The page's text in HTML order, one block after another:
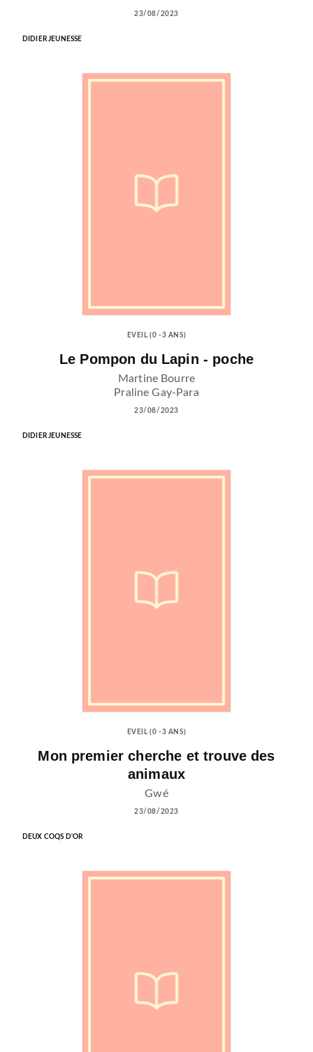
23/08/2023
DIDIER JEUNESSE
EVEIL (0 -3 ANS)
Le Pompon du Lapin - poche
Martine Bourre
Praline Gay-Para
23/08/2023
DIDIER JEUNESSE
EVEIL (0 -3 ANS)
Mon premier cherche et trouve des
animaux
Gwé
23/08/2023
DEUX COQS D'OR